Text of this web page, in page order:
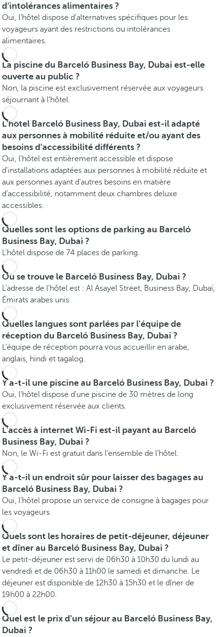
d'intolérances alimentaires ?
Oui, l'hôtel dispose d'alternatives spécifiques pour les
voyageurs ayant des restrictions ou intolérances
alimentaires.
La piscine du Barceló Business Bay, Dubai est-elle
ouverte au public ?
Non, la piscine est exclusivement réservée aux voyageurs
séjournant à l'hôtel.
L'hôtel Barceló Business Bay, Dubai est-il adapté
aux personnes à mobilité réduite et/ou ayant des
besoins d'accessibilité différents ?
Oui, l'hôtel est entièrement accessible et dispose
d'installations adaptées aux personnes à mobilité réduite et
aux personnes ayant d'autres besoins en matière
d'accessibilité, notamment deux chambres deluxe
accessibles.
Quelles sont les options de parking au Barceló
Business Bay, Dubai ?
L'hôtel dispose de 74 places de parking.
Où se trouve le Barceló Business Bay, Dubai ?
L'adresse de l'hôtel est : Al Asayel Street, Business Bay, Dubaï,
Émirats arabes unis.
Quelles langues sont parlées par l'équipe de
réception du Barceló Business Bay, Dubai ?
L'équipe de réception pourra vous accueillir en arabe,
anglais, hindi et tagalog.
Y a-t-il une piscine au Barceló Business Bay, Dubai ?
Oui, l'hôtel dispose d'une piscine de 30 mètres de long
exclusivement réservée aux clients.
L'accès à internet Wi-Fi est-il payant au Barceló
Business Bay, Dubai ?
Non, le Wi-Fi est gratuit dans l'ensemble de l'hôtel.
Y a-t-il un endroit sûr pour laisser des bagages au
Barceló Business Bay, Dubai ?
Oui, l'hôtel propose un service de consigne à bagages pour
les voyageurs.
Quels sont les horaires de petit-déjeuner, déjeuner
et dîner au Barceló Business Bay, Dubai ?
Le petit-déjeuner est servi de 06h30 à 10h30 du lundi au
vendredi et de 06h30 à 11h00 le samedi et dimanche. Le
déjeuner est disponible de 12h30 à 15h30 et le dîner de
19h00 à 22h00.
Quel est le prix d'un séjour au Barceló Business Bay,
Dubai ?